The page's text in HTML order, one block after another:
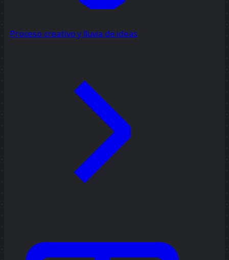
Proceso creativo y lluvia de ideas